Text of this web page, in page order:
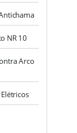
NR 10
Arco